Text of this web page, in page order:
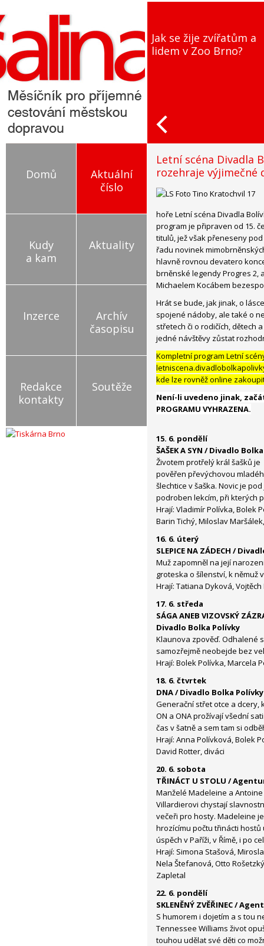
Jak se žije zvířatům a
lidem v Zoo Brno?
Jana Švandová:
jsem neplánovala,
Domů
Aktuální
číslo
Kudy
a kam
Aktuality
Inzerce
Archív
časopisu
Redakce
kontakty
Soutěže
Letní scéna Divadla
rozehraje výjimečné
hoře Letní scéna Divadla
program je připraven od 15.
titulů, jež však přeneseny
řadu novinek
hlavně rovnou devatero
brněnské legendy Progres 2,
Michaelem Kocábem
Hrát se bude, jak jinak, o
spojené nádoby, ale také o
střetech či o rodičích, dětech
jedné návštěvy zůstat
Kompletní program Letní
kde lze rovněž online
Není-li uvedeno jinak,
PROGRAMU VYHRAZENA.
15. 6. pondělí
ŠAŠEK A SYN / Divadlo
Životem protřelý král šašků je
pověřen převýchovou
šlechtice v šaška. Novic je
podroben lekcím, při kterých
Hrají: Vladimír Polívka, Bolek
Barin Tichý, Miloslav
16. 6. úterý
SLEPICE NA ZÁDECH /
Muž zapomněl na její
groteska o šílenství, k němuž
Hrají: Tatiana Dyková,
17. 6. středa
SÁGA ANEB VIZOVSKÝ
Divadlo Bolka Polívky
Klaunova zpověď. Odhalené
samozřejmě neobejde bez
Hrají: Bolek Polívka, Marcela
18. 6. čtvrtek
DNA / Divadlo Bolka
Generační střet otce a dcery,
ON a ONA prožívají všední
čas v šatně a sem tam si
Hrají: Anna Polívková, Bolek
David Rotter, diváci
20. 6. sobota
TŘINÁCT U STOLU /
Manželé Madeleine a Antoine
Villardierovi chystají
večeři pro hosty. Madeleine
hrozícímu počtu třinácti
úspěch v Paříži, v Římě, i po
Hrají: Simona Stašová,
Nela Štefanová, Otto
Zapletal
22. 6. pondělí
SKLENĚNÝ ZVĚŘINEC /
S humorem i dojetím a s tou
Tennessee Williams život
touhou udělat své děti co